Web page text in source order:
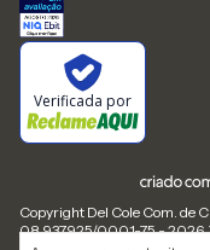
Verificada por
Copyright Del Cole Com. de
08.937.925/0001-75 - 2026.